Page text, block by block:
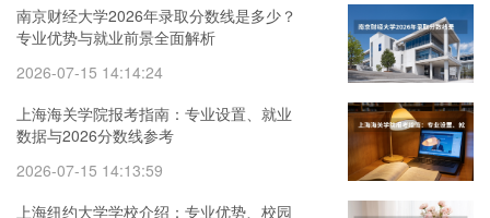
南京财经大学2026年录取分数线是多少？
专业优势与就业前景全面解析
2026-07-15 14:14:24
上海海关学院报考指南：专业设置、就业
数据与2026分数线参考
2026-07-15 14:13:59
上海纽约大学学校介绍：专业优势、校园